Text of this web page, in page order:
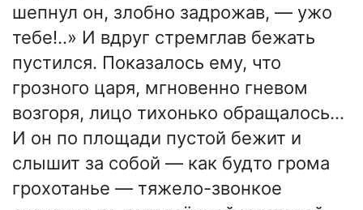
шепнул он, злобно задрожав, — ужо
тебе!..» И вдруг стремглав бежать
пустился. Показалось ему, что
грозного царя, мгновенно гневом
возгоря, лицо тихонько обращалось...
И он по площади пустой бежит и
слышит за собой — как будто грома
грохотанье — тяжело-звонкое